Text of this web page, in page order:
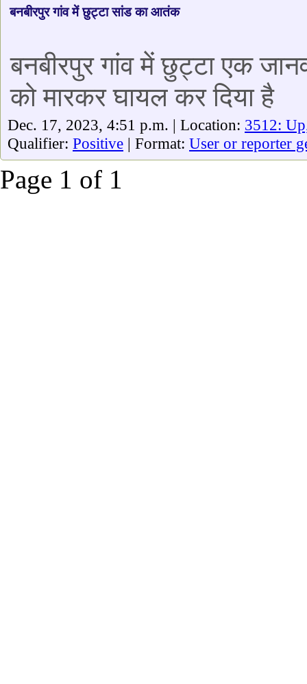
बनबीरपुर गांव में छुट्टा सांड का आतंक
बनबीरपुर गांव में छुट्टा एक
को मारकर घायल कर दिया है
Dec. 17, 2023, 4:51 p.m. | Location: 3512:
Qualifier: Positive | Format: User or reporter
Page 1 of 1